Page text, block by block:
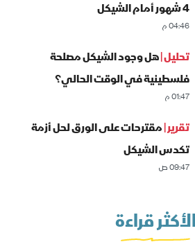
4 شهور أمام الشيكل
04:46 م
تحليل |هل وجود الشيكل مصلحة
فلسطينية في الوقت الحالي؟
01:47 م
تقرير |مقترحات على الورق لحل أزمة
تكدس الشيكل
09:47 ص
الأكثر قراءة